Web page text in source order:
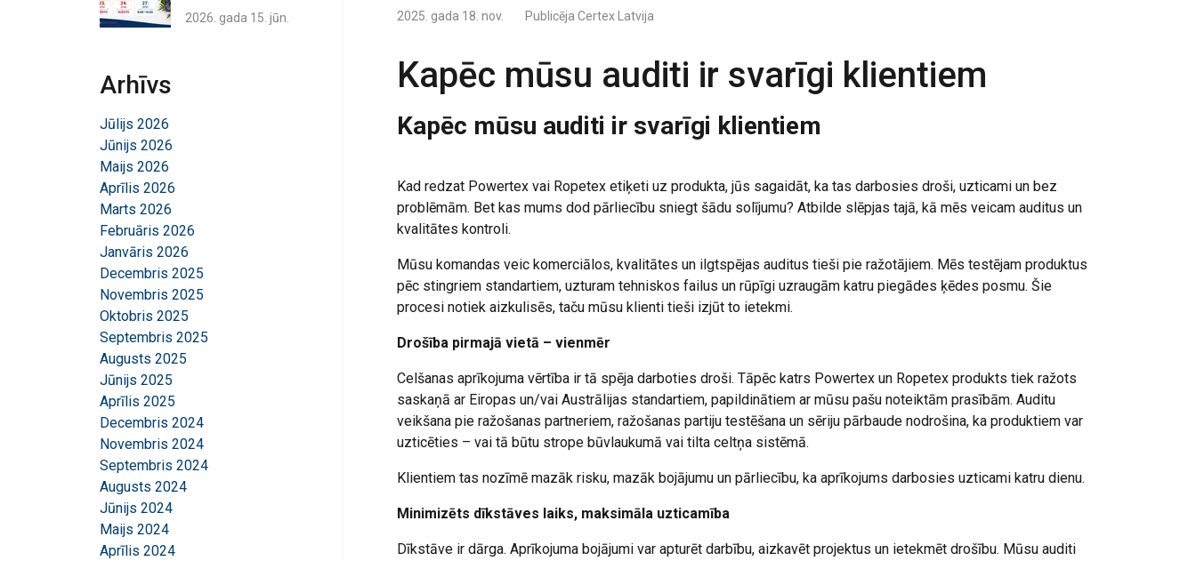
2025. gada 18. nov. Publicēja Certex Latvija
Kapēc mūsu auditi ir svarīgi klientiem
Kapēc mūsu auditi ir svarīgi klientiem
Kad redzat Powertex vai Ropetex etiķeti uz produkta, jūs sagaidāt, ka tas darbosies droši, uzticami un bez
problēmām. Bet kas mums dod pārliecību sniegt šādu solījumu? Atbilde slēpjas tajā, kā mēs veicam auditus un
kvalitātes kontroli.
Mūsu komandas veic komerciālos, kvalitātes un ilgtspējas auditus tieši pie ražotājiem. Mēs testējam produktus
pēc stingriem standartiem, uzturam tehniskos failus un rūpīgi uzraugām katru piegādes ķēdes posmu. Šie
procesi notiek aizkulisēs, taču mūsu klienti tieši izjūt to ietekmi.
Drošība pirmajā vietā – vienmēr
Celšanas aprīkojuma vērtība ir tā spēja darboties droši. Tāpēc katrs Powertex un Ropetex produkts tiek ražots
saskaņā ar Eiropas un/vai Austrālijas standartiem, papildinātiem ar mūsu pašu noteiktām prasībām. Auditu
veikšana pie ražošanas partneriem, ražošanas partiju testēšana un sēriju pārbaude nodrošina, ka produktiem var
uzticēties – vai tā būtu strope būvlaukumā vai tilta celtņa sistēmā.
Klientiem tas nozīmē mazāk risku, mazāk bojājumu un pārliecību, ka aprīkojums darbosies uzticami katru dienu.
Minimizēts dīkstāves laiks, maksimāla uzticamība
Dīkstāve ir dārga. Aprīkojuma bojājumi var apturēt darbību, aizkavēt projektus un ietekmēt drošību. Mūsu auditi
2026. gada 15. jūn.
Arhīvs
Jūlijs 2026
Jūnijs 2026
Maijs 2026
Aprīlis 2026
Marts 2026
Februāris 2026
Janvāris 2026
Decembris 2025
Novembris 2025
Oktobris 2025
Septembris 2025
Augusts 2025
Jūnijs 2025
Aprīlis 2025
Decembris 2024
Novembris 2024
Septembris 2024
Augusts 2024
Jūnijs 2024
Maijs 2024
Aprīlis 2024